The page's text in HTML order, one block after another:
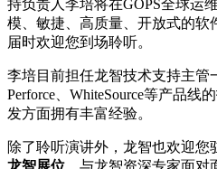
持负责人李培将在GOPS全球运
模、敏捷、高质量、开放式的软
届时欢迎您到场聆听。
李培目前担任龙智技术支持主管
Perforce、WhiteSource等产品线
发方面拥有丰富经验。
除了聆听演讲外，龙智也欢迎您
龙智展位 ，与龙智资深专家面